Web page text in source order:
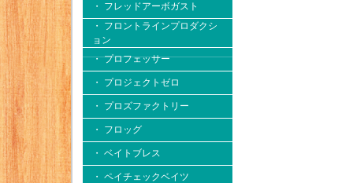
・ フレッドアーボガスト
・ フロントラインプロダクシ
ョン
・ プロフェッサー
・ プロジェクトゼロ
・ プロズファクトリー
・ フロッグ
・ ベイトブレス
・ ペイチェックベイツ